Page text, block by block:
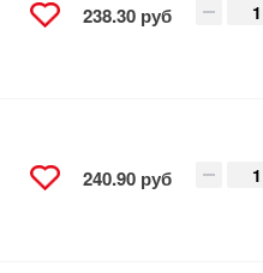
238.30 руб
240.90 руб